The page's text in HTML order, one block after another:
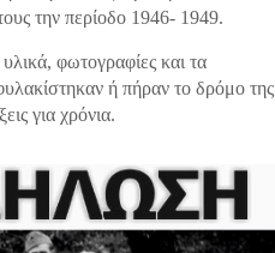
την περίοδο 1946- 1949.
φωτογραφίες και τα
ή πήραν το δρόμο της
για χρόνια.